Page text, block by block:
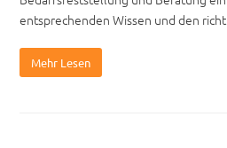
entsprechenden Wissen und den
Mehr Lesen